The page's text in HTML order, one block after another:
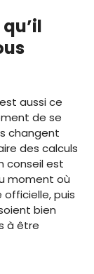
aussi ce
de se
changent
des calculs
conseil est
moment où
officielle, puis
bien
à être